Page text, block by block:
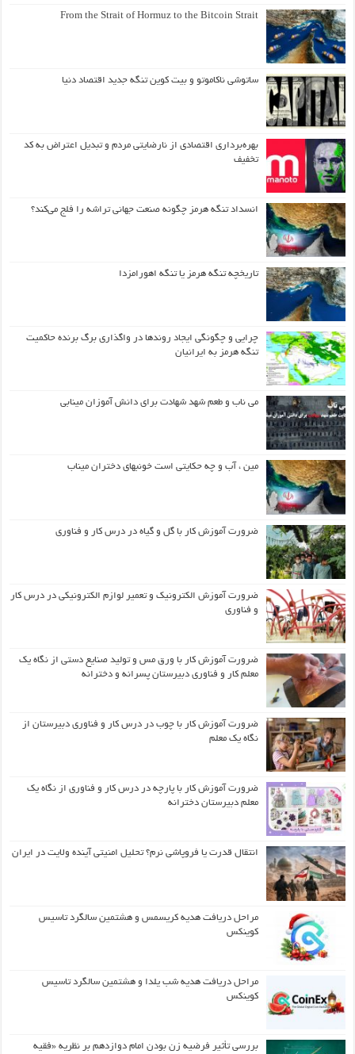
From the Strait of Hormuz to the Bitcoin Strait
ساتوشی ناکاموتو و بیت کوین تنگه جدید اقتصاد دنیا
بهره‌برداری اقتصادی از نارضایتی مردم و تبدیل اعتراض به کد
تخفیف
انسداد تنگه هرمز چگونه صنعت جهانی تراشه را فلج می‌کند؟
تاریخچه تنگه هرمز یا تنگه اهورامزدا
چرایی و چگونگی ایجاد روندها در واگذاری برگ برنده حاکمیت
تنگه هرمز به ایرانیان
می ناب و طعم شهد شهادت برای دانش آموزان مینابی
مین ، آب و چه حکایتی است خونبهای دختران میناب
ضرورت آموزش کار با گل و گیاه در درس کار و فناوری
ضرورت آموزش الکترونیک و تعمیر لوازم الکترونیکی در درس کار
و فناوری
ضرورت آموزش کار با ورق مس و تولید صنایع دستی از نگاه یک
معلم کار و فناوری دبیرستان پسرانه و دخترانه
ضرورت آموزش کار با چوب در درس کار و فناوری دبیرستان از
نگاه یک معلم
ضرورت آموزش کار با پارچه در درس کار و فناوری از نگاه یک
معلم دبیرستان دخترانه
انتقال قدرت یا فروپاشی نرم؟ تحلیل امنیتی آینده ولایت در ایران
مراحل دریافت هدیه کریسمس و هشتمین سالگرد تاسیس
کوینکس
مراحل دریافت هدیه شب یلدا و هشتمین سالگرد تاسیس
کوینکس
بررسی تأثیر فرضیه زن بودن امام دوازدهم بر نظریه «فقیه